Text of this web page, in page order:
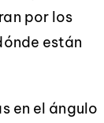
por los
están
en el ángulo